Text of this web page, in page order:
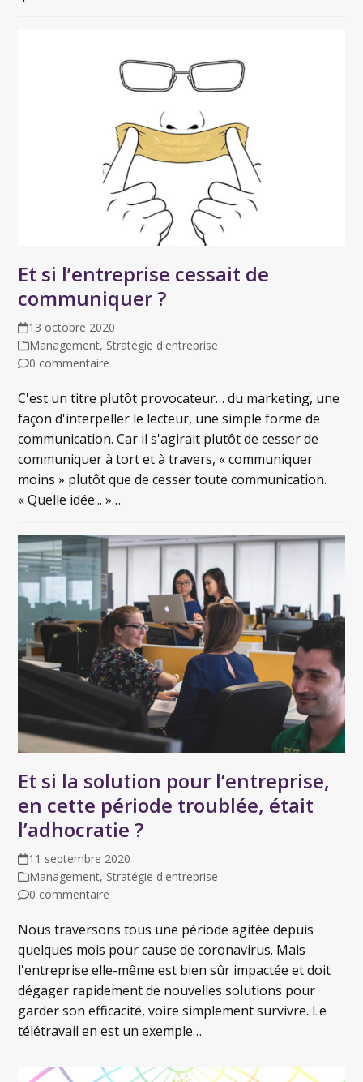
Et si l’entreprise cessait de
communiquer ?
13 octobre 2020
Management, Stratégie d'entreprise
0 commentaire
C'est un titre plutôt provocateur… du marketing, une
façon d'interpeller le lecteur, une simple forme de
communication. Car il s'agirait plutôt de cesser de
communiquer à tort et à travers, « communiquer
moins » plutôt que de cesser toute communication.
« Quelle idée... »…
Et si la solution pour l’entreprise,
en cette période troublée, était
l’adhocratie ?
11 septembre 2020
Management, Stratégie d'entreprise
0 commentaire
Nous traversons tous une période agitée depuis
quelques mois pour cause de coronavirus. Mais
l'entreprise elle-même est bien sûr impactée et doit
dégager rapidement de nouvelles solutions pour
garder son efficacité, voire simplement survivre. Le
télétravail en est un exemple…